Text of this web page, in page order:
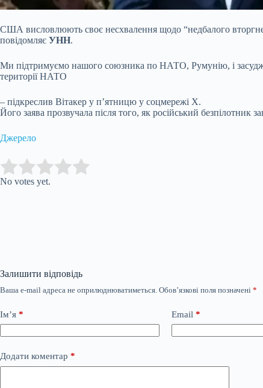
США висловлюють своє несхвалення щодо “недбалого
повідомляє УНН.
Ми підтримуємо нашого союзника по НАТО, Румунію, і
території НАТО
– підкреслив Вітакер у п’ятницю у соцмережі X.
Його заява прозвучала після того, як російський безпілотник
Джерело
Rate this item:
No votes yet.
Залишити відповідь
Ваша e-mail адреса не оприлюднюватиметься. Обов’язкові поля позначені *
Ім’я * Email *
Додати коментар *